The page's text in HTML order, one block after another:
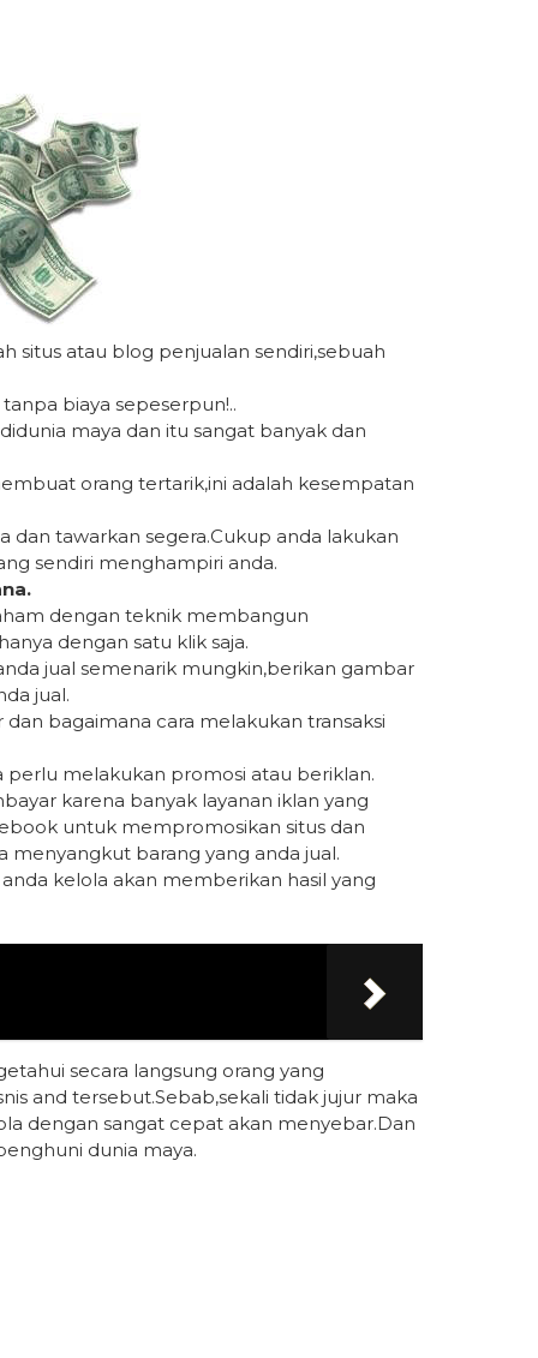
situs atau blog penjualan sendiri,sebuah
biaya sepeserpun!..
maya dan itu sangat banyak dan
orang tertarik,ini adalah kesempatan
dan tawarkan segera.Cukup anda lakukan
sendiri menghampiri anda.
dengan teknik membangun
dengan satu klik saja.
jual semenarik mungkin,berikan gambar
jual.
bagaimana cara melakukan transaksi
perlu melakukan promosi atau beriklan.
karena banyak layanan iklan yang
untuk mempromosikan situs dan
menyangkut barang yang anda jual.
kelola akan memberikan hasil yang
secara langsung orang yang
and tersebut.Sebab,sekali tidak jujur maka
dengan sangat cepat akan menyebar.Dan
dunia maya.